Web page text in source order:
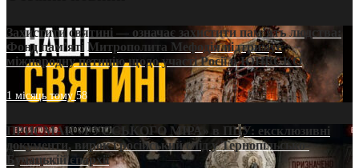
Захистити святині — означає захистити пам’ять людства:
Фонд пам’яті Митрополита Мефодія підтримує
міжнародну петицію щодо участі Росії в ЮНЕСКО
1 місяць тому58
ПРИСМАК «РУССЬКОГО МІРА» в ПЦУ: ексклюзивні
документи, вирок і російський слід у Тернопільсько-
Бучацькій єпархії